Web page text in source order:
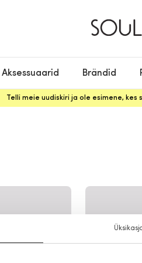
Aksessuaarid Brändid
Telli meie uudiskiri ja ole esimene,